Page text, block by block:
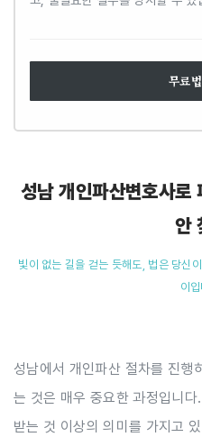
무료
성남 개인파산변호사로
안
빛이 없는 길을 걷는 듯해도, 법은 당신
이
성남에서 개인파산 절차를 진행
는 것은 매우 중요한 과정입니
받는 것 이상의 의미를 가지고